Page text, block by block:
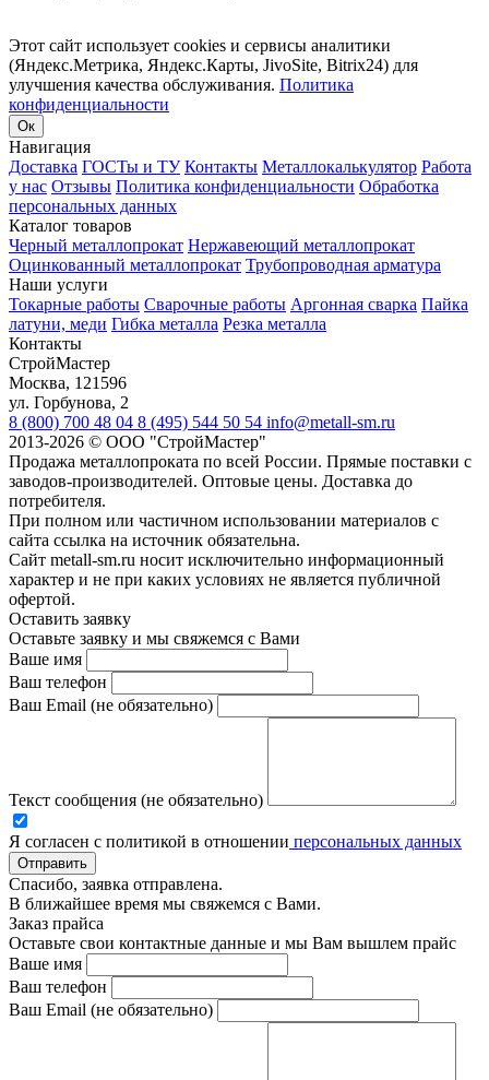
Этот сайт использует cookies и сервисы аналитики
(Яндекс.Метрика, Яндекс.Карты, JivoSite, Bitrix24) для
улучшения качества обслуживания. Политика
конфиденциальности
Ок
Навигация
Доставка ГОСТы и ТУ Контакты Металлокалькулятор Работа
у нас Отзывы Политика конфиденциальности Обработка
персональных данных
Каталог товаров
Черный металлопрокат Нержавеющий металлопрокат
Оцинкованный металлопрокат Трубопроводная арматура
Наши услуги
Токарные работы Сварочные работы Аргонная сварка Пайка
латуни, меди Гибка металла Резка металла
Контакты
СтройМастер
Москва, 121596
ул. Горбунова, 2
8 (800) 700 48 04 8 (495) 544 50 54 info@metall-sm.ru
2013-2026 © ООО "СтройМастер"
Продажа металлопроката по всей России. Прямые поставки с
заводов-производителей. Оптовые цены. Доставка до
потребителя.
При полном или частичном использовании материалов с
сайта ссылка на источник обязательна.
Сайт metall-sm.ru носит исключительно информационный
характер и не при каких условиях не является публичной
офертой.
Оставить заявку
Оставьте заявку и мы свяжемся с Вами
Ваше имя
Ваш телефон
Ваш Email (не обязательно)
Текст сообщения (не обязательно)
Я согласен с политикой в отношении персональных данных
Отправить
Спасибо, заявка отправлена.
В ближайшее время мы свяжемся с Вами.
Заказ прайса
Оставьте свои контактные данные и мы Вам вышлем прайс
Ваше имя
Ваш телефон
Ваш Email (не обязательно)